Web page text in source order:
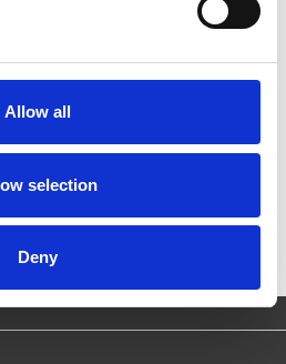
Allow all
selection
Deny
koffiemolen. Grind by